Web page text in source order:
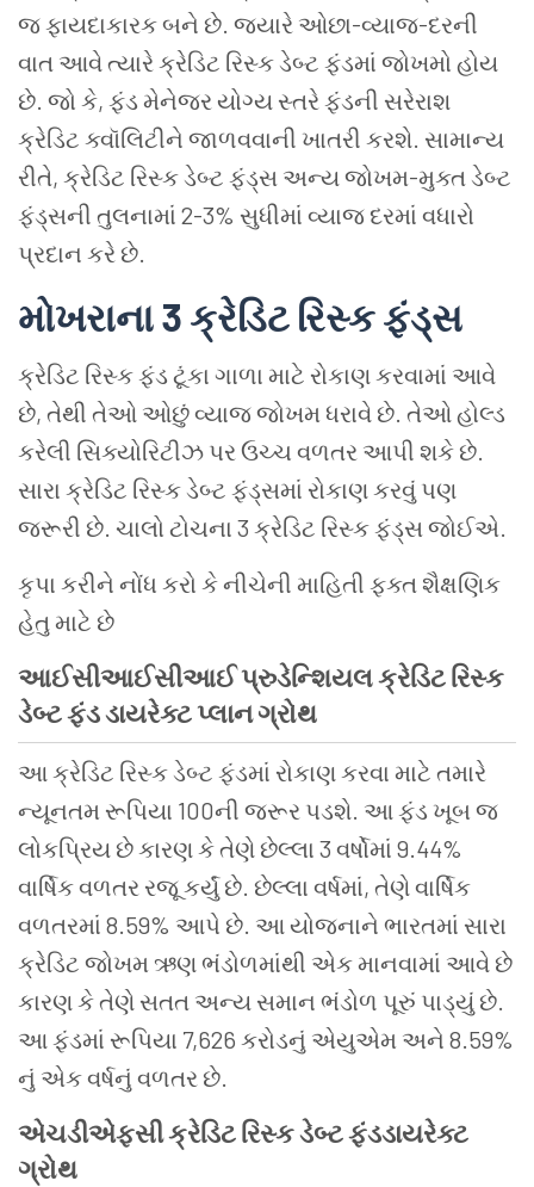
જ ફાયદાકારક બને છે. જ્યારે ઓછા-વ્યાજ-દરની
વાત આવે ત્યારે ક્રેડિટ રિસ્ક ડેબ્ટ ફંડમાં જોખમો હોય
છે. જો કે, ફંડ મેનેજર યોગ્ય સ્તરે ફંડની સરેરાશ
ક્રેડિટ ક્વૉલિટીને જાળવવાની ખાતરી કરશે. સામાન્ય
રીતે, ક્રેડિટ રિસ્ક ડેબ્ટ ફંડ્સ અન્ય જોખમ-મુક્ત ડેબ્ટ
ફંડ્સની તુલનામાં 2-3% સુધીમાં વ્યાજ દરમાં વધારો
પ્રદાન કરે છે.
મોખરાના3 ક્રેડિટ રિસ્કફંડ્સ
ક્રેડિટ રિસ્ક ફંડ ટૂંકા ગાળા માટે રોકાણ કરવામાં આવે
છે, તેથી તેઓ ઓછું વ્યાજ જોખમ ધરાવે છે. તેઓ હોલ્ડ
કરેલી સિક્યોરિટીઝ પર ઉચ્ચ વળતર આપી શકે છે.
સારા ક્રેડિટ રિસ્ક ડેબ્ટ ફંડ્સમાં રોકાણ કરવું પણ
જરૂરી છે. ચાલો ટોચના 3 ક્રેડિટ રિસ્ક ફંડ્સ જોઈએ.
કૃપા કરીને નોંધ કરો કે નીચેની માહિતી ફક્ત શૈક્ષણિક
હેતુ માટે છે
આઈસીઆઈસીઆઈપ્રુડેન્શિયલક્રેડિટરિસ્ક
ડેબ્ટફંડ ડાયરેક્ટપ્લાનગ્રોથ
આ ક્રેડિટ રિસ્ક ડેબ્ટ ફંડમાં રોકાણ કરવા માટે તમારે
ન્યૂનતમ રૂપિયા 100ની જરૂર પડશે. આ ફંડ ખૂબ જ
લોકપ્રિય છે કારણ કે તેણે છેલ્લા 3 વર્ષોમાં 9.44%
વાર્ષિક વળતર રજૂ કર્યું છે. છેલ્લા વર્ષમાં, તેણે વાર્ષિક
વળતરમાં 8.59% આપે છે. આ યોજનાને ભારતમાં સારા
ક્રેડિટ જોખમ ઋણ ભંડોળમાંથી એક માનવામાં આવે છે
કારણ કે તેણે સતત અન્ય સમાન ભંડોળ પૂરું પાડ્યું છે.
આ ફંડમાં રૂપિયા 7,626 કરોડનું એયુએમ અને 8.59%
નું એક વર્ષનું વળતર છે.
એચડીએફસીક્રેડિટરિસ્કડેબ્ટફંડડાયરેક્ટ
ગ્રોથ